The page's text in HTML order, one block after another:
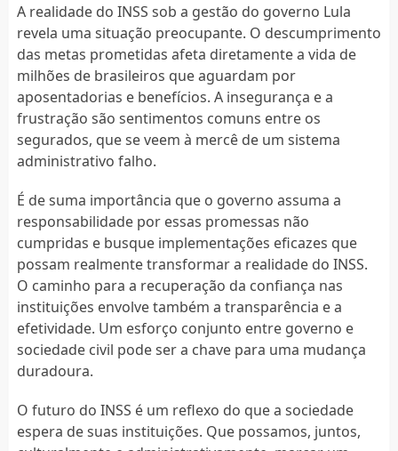
A realidade do INSS sob a gestão do governo Lula
revela uma situação preocupante. O descumprimento
das metas prometidas afeta diretamente a vida de
milhões de brasileiros que aguardam por
aposentadorias e benefícios. A insegurança e a
frustração são sentimentos comuns entre os
segurados, que se veem à mercê de um sistema
administrativo falho.
É de suma importância que o governo assuma a
responsabilidade por essas promessas não
cumpridas e busque implementações eficazes que
possam realmente transformar a realidade do INSS.
O caminho para a recuperação da confiança nas
instituições envolve também a transparência e a
efetividade. Um esforço conjunto entre governo e
sociedade civil pode ser a chave para uma mudança
duradoura.
O futuro do INSS é um reflexo do que a sociedade
espera de suas instituições. Que possamos, juntos,